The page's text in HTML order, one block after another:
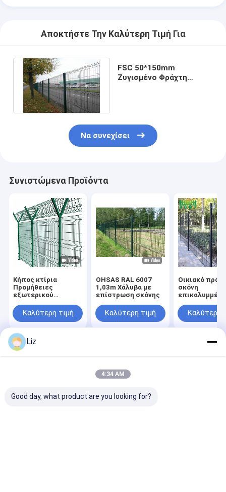
Αποκτήστε Την Καλύτερη Τιμή Για
FSC 50*150mm
Ζυγισμένο Φράχτη
Να συνεχίσει
Συνιστώμενα Προϊόντα
Κήπος κτίρια
Προμήθειες
εξωτερικού
3D κάμψη
καμπυλωτό
χαλύβδινο σύρμα
δίχτυ εύκολα
συναρμολογημένο
πίνακα φράχτη
Καλύτερη τιμή
OHSAS RAL 6007
1,03m Χάλυβα με
επίστρωση σκόνης
Καλύτερη τιμή
Οικιακό
σκόνη
επικαλυμμένο
ασφάλεια 3D
φράχτη
Καλύτερη
Σελίδα
εμείς
Site
Πολιτική απορρήτου
Co., Ltd.. All Rights Reserved.
Liz
4:34 AM
Good day, what product are you looking for?